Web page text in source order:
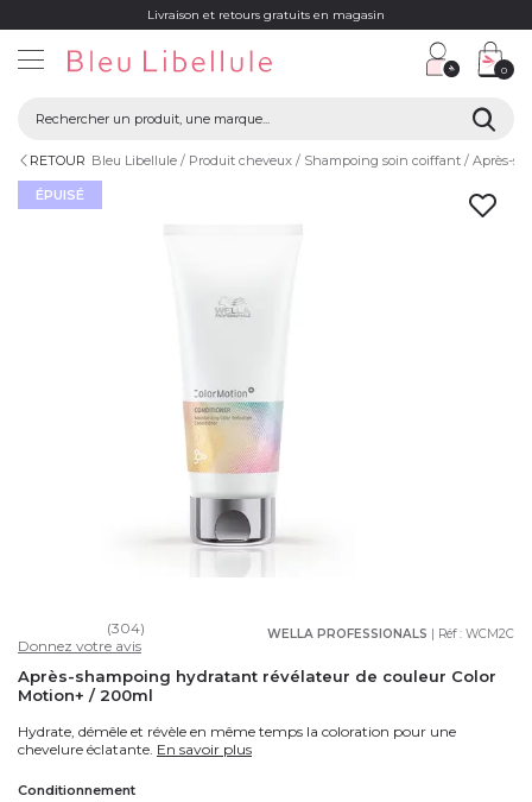
Livraison et retours gratuits en magasin
0
RETOUR Bleu Libellule Produit cheveux Shampoing soin coiffant Après-
ÉPUISÉ
WELLA PROFESSIONALS | Réf : WCM2C
(304)
Donnez votre avis
Après-shampoing hydratant révélateur de couleur Color
Motion+ / 200ml
Hydrate, démêle et révèle en même temps la coloration pour une
chevelure éclatante. En savoir plus
Conditionnement